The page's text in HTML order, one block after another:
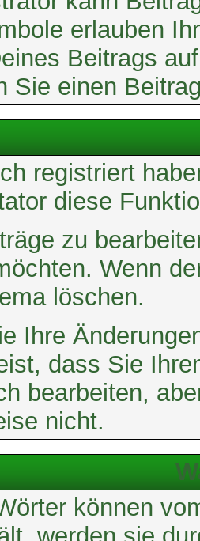
erlauben
Beitrags
Sie einen
registriert
diese
zu
Wenn
löschen.
Ihre
dass Sie
bearbeiten,
nicht.
können